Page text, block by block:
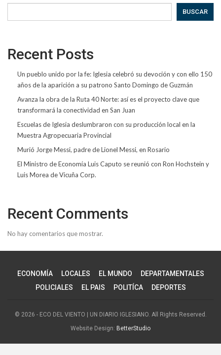
BUSCAR
Recent Posts
Un pueblo unido por la fe: Iglesia celebró su devoción y con ello 150
años de la aparición a su patrono Santo Domingo de Guzmán
Avanza la obra de la Ruta 40 Norte: así es el proyecto clave que
transformará la conectividad en San Juan
Escuelas de Iglesia deslumbraron con su producción local en la
Muestra Agropecuaria Provincial
Murió Jorge Messi, padre de Lionel Messi, en Rosario
El Ministro de Economía Luis Caputo se reunió con Ron Hochstein y
Luis Morea de Vicuña Corp.
Recent Comments
No hay comentarios que mostrar.
ECONOMÍA LOCALES EL MUNDO
DEPARTAMENTALES
POLICIALES
EL PAIS POLITÍCA DEPORTES
© 2026 - ECO DEL VIENTO | UN DIARIO IGLESIANO. All Rights Reserved.
Website Design: BetterStudio